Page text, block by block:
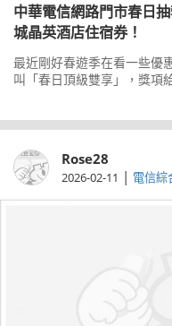
中華電信網路門市春日
城晶英酒店住宿券！
最近剛好春遊季在看一些優
叫「春日頂級雙享」，獎項
Rose28
2026-02-11 | 電信綜